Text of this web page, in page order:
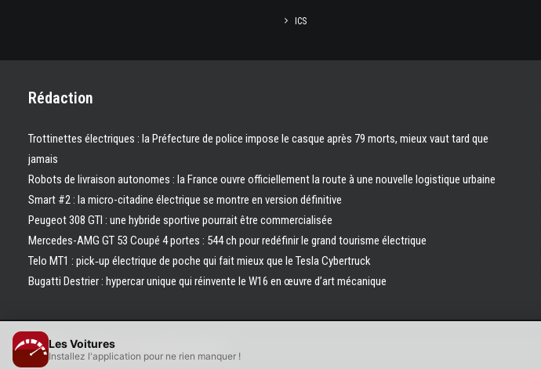
ICS
Rédaction
Trottinettes électriques : la Préfecture de police impose le casque après 79 morts, mieux vaut tard que
jamais
Robots de livraison autonomes : la France ouvre officiellement la route à une nouvelle logistique urbaine
Smart #2 : la micro-citadine électrique se montre en version définitive
Peugeot 308 GTI : une hybride sportive pourrait être commercialisée
Mercedes-AMG GT 53 Coupé 4 portes : 544 ch pour redéfinir le grand tourisme électrique
Telo MT1 : pick‑up électrique de poche qui fait mieux que le Tesla Cybertruck
Bugatti Destrier : hypercar unique qui réinvente le W16 en œuvre d’art mécanique
© 2026 Les Voitures. | Tous droits réservés.
Les Voitures
Installez l'application pour ne rien manquer !